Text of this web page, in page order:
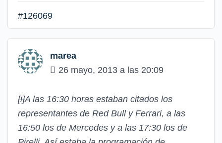
#126069
marea
26 mayo, 2013 a las 20:09
[i]A las 16:30 horas estaban citados los
representantes de Red Bull y Ferrari, a las
16:50 los de Mercedes y a las 17:30 los de